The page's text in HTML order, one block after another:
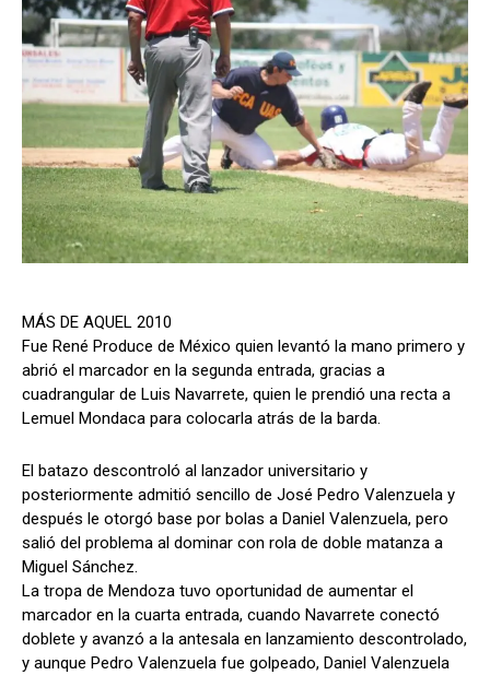
MÁS DE AQUEL 2010
Fue René Produce de México quien levantó la mano primero y
abrió el marcador en la segunda entrada, gracias a
cuadrangular de Luis Navarrete, quien le prendió una recta a
Lemuel Mondaca para colocarla atrás de la barda.
El batazo descontroló al lanzador universitario y
posteriormente admitió sencillo de José Pedro Valenzuela y
después le otorgó base por bolas a Daniel Valenzuela, pero
salió del problema al dominar con rola de doble matanza a
Miguel Sánchez.
La tropa de Mendoza tuvo oportunidad de aumentar el
marcador en la cuarta entrada, cuando Navarrete conectó
doblete y avanzó a la antesala en lanzamiento descontrolado,
y aunque Pedro Valenzuela fue golpeado, Daniel Valenzuela